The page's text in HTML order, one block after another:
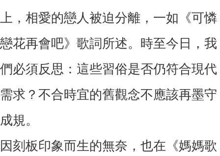
上，相愛的戀人被迫分離，一如《可憐
戀花再會吧》歌詞所述。時至今日，我
們必須反思：這些習俗是否仍符合現代
需求？不合時宜的舊觀念不應該再墨守
成規。
因刻板印象而生的無奈，也在《媽媽歌